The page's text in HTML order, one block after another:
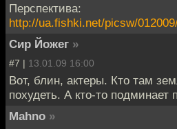
Перспектива:
http://ua.fishki.net/picsw/
Сир Йожег »
#7 | 13.01.09 16:00
Вот, блин, актеры. Кто там
похудеть. А кто-то подминает
Mahno »